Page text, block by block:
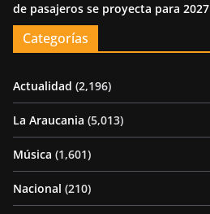
de pasajeros se proyecta para 2027
Categorías
Actualidad (2,196)
La Araucania (5,013)
Música (1,601)
Nacional (210)